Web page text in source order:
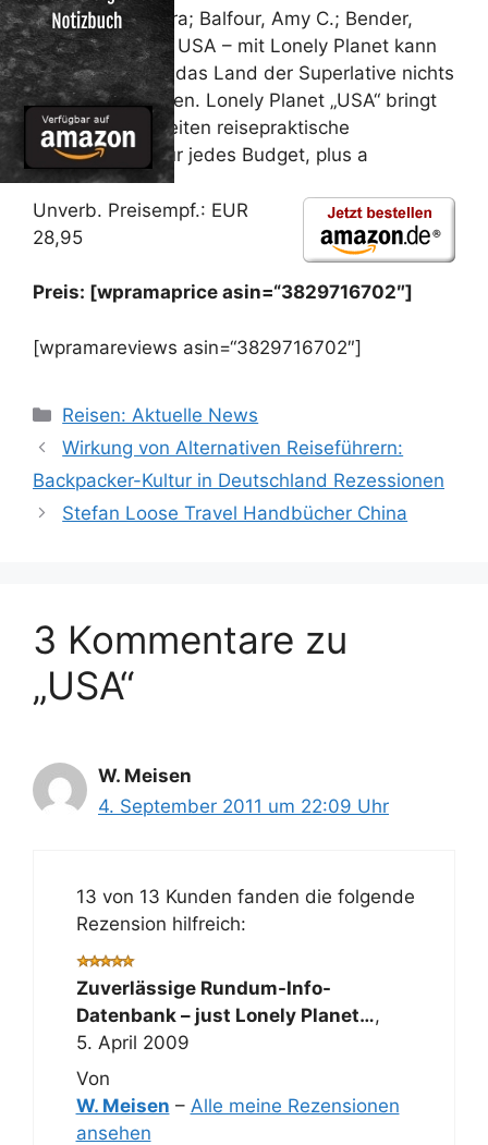
Von Benson, Sara; Balfour, Amy C.; Bender,
AndrewLet s go USA – mit Lonely Planet kann
beim Trip durch das Land der Superlative nichts
mehr schief gehen. Lonely Planet „USA“ bringt
auf fast 1400 Seiten reisepraktische
Informationen für jedes Budget, plus a
Unverb. Preisempf.: EUR
28,95
Preis: [wpramaprice asin=“3829716702″]
[wpramareviews asin=“3829716702″]
Kategorien
Reisen: Aktuelle News
Wirkung von Alternativen Reiseführern:
Backpacker-Kultur in Deutschland Rezessionen
Stefan Loose Travel Handbücher China
3 Kommentare zu
„USA“
W. Meisen
4. September 2011 um 22:09 Uhr
13 von 13 Kunden fanden die folgende
Rezension hilfreich:
Zuverlässige Rundum-Info-
Datenbank – just Lonely Planet…,
5. April 2009
Von
W. Meisen – Alle meine Rezensionen
ansehen